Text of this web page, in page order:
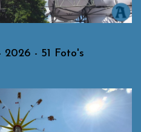
2026 - 51 Foto's